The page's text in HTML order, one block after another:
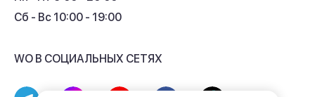
Сб - Вс 10:00 - 19:00
WO В СОЦИАЛЬНЫХ СЕТЯХ